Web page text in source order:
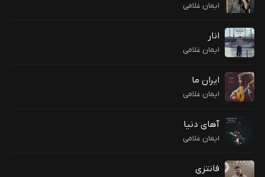
ایمان غلامی
انار
ایمان غلامی
ایران ما
ایمان غلامی
آهای دنیا
ایمان غلامی
فانتزی